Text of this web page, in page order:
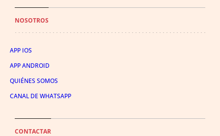
NOSOTROS
APP IOS
APP ANDROID
QUIÉNES SOMOS
CANAL DE WHATSAPP
CONTACTAR